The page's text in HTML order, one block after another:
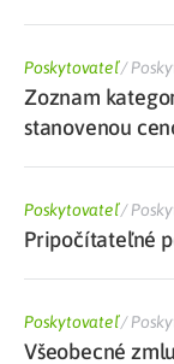
Poskytovateľ/
Zoznam
stanovenou
Poskytovateľ/
Pripočítateľné
Poskytovateľ/
Všeobecné